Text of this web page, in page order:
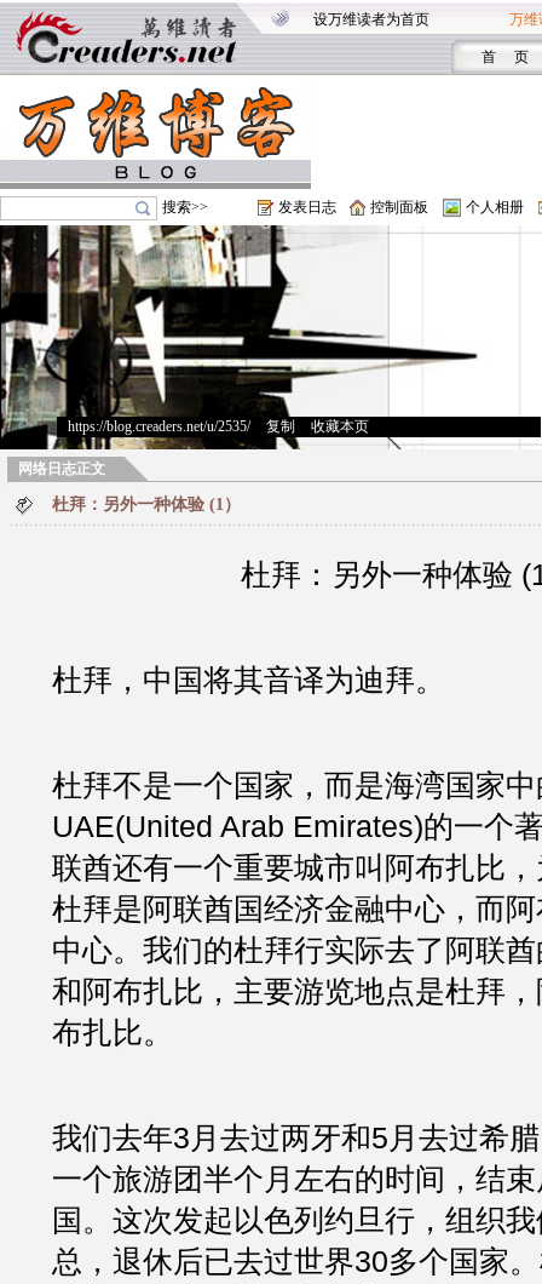
设万维读者为首页 万维
首 页
搜索>> 发表日志 控制面板 个人相册
https://blog.creaders.net/u/2535/> 复制 收藏本页
网络日志正文
杜拜：另外一种体验 (1）
杜拜：另外一种体验
杜拜，中国将其音译为迪拜。
杜拜不是一个国家，而是海湾国家
UAE(United Arab Emirates)的一个
联酋还有一个重要城市叫阿布扎比
杜拜是阿联酋国经济金融中心，而
中心。我们的杜拜行实际去了阿联
和阿布扎比，主要游览地点是杜拜
布扎比。
我们去年3月去过两牙和5月去过希
一个旅游团半个月左右的时间，结
国。这次发起以色列约旦行，组织
总，退休后已去过世界30多个国家